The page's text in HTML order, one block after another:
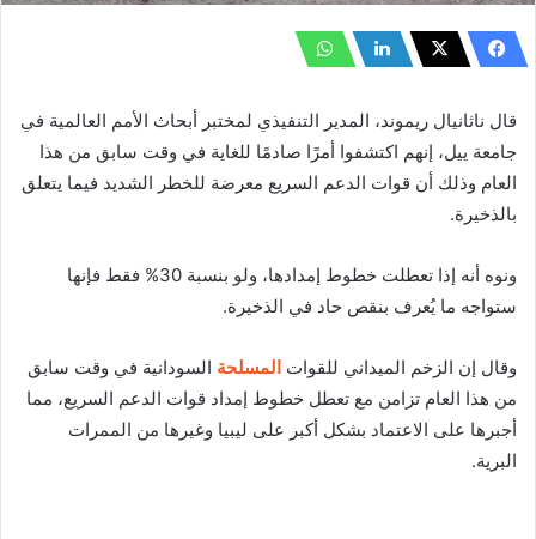
قال ‏ناثانيال ريموند، المدير التنفيذي لمختبر أبحاث الأمم العالمية في
جامعة ييل، إنهم اكتشفوا أمرًا صادمًا للغاية في وقت سابق من هذا
العام وذلك أن قوات الدعم السريع معرضة للخطر الشديد فيما يتعلق
بالذخيرة.
ونوه أنه إذا تعطلت خطوط إمدادها، ولو بنسبة 30% فقط فإنها
ستواجه ما يُعرف بنقص حاد في الذخيرة.
وقال إن الزخم الميداني للقوات المسلحة السودانية في وقت سابق
من هذا العام تزامن مع تعطل خطوط إمداد قوات الدعم السريع، مما
أجبرها على الاعتماد بشكل أكبر على ليبيا وغيرها من الممرات
البرية.